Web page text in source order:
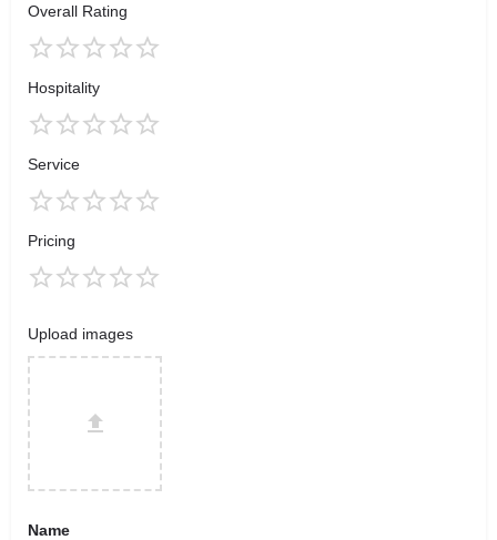
Overall Rating
Hospitality
Service
Pricing
Upload images
Name